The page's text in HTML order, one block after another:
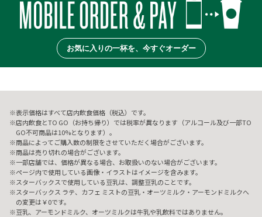
お気に入りの一杯を、今すぐオーダー
表示価格はすべて店内飲食価格（税込）です。
店内飲食とTO GO（お持ち帰り）では税率が異なります（アルコール及び一部TO
GO不可商品は10%となります）。
商品によってご購入数の制限をさせていただく場合がございます。
商品は売り切れの場合がございます。
一部店舗では、価格が異なる場合、お取扱いのない場合がございます。
ページ内で使用している画像・イラストはイメージを含みます。
スターバックスで使用している豆乳は、調整豆乳のことです。
スターバックス ラテ、カフェ ミストの豆乳・オーツミルク・アーモンドミルクへ
の変更は￥0です。
豆乳、アーモンドミルク、オーツミルクは牛乳や乳飲料ではありません。